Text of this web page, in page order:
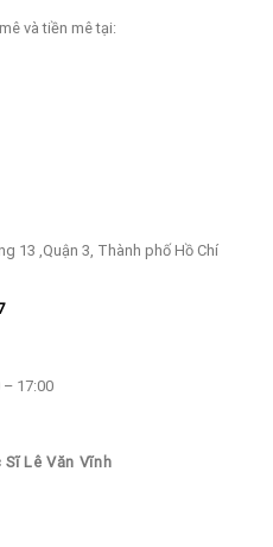
và tiền mê tại:
13 ,Quận 3, Thành phố Hồ Chí
– 17:00
Lê Văn Vĩnh